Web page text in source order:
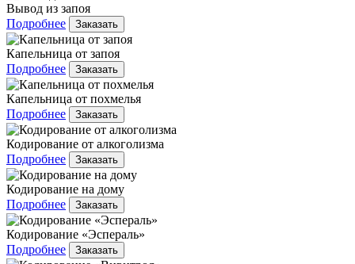
Вывод из запоя
Подробнее
Заказать
Капельница от запоя
Подробнее
Заказать
Капельница от похмелья
Подробнее
Заказать
Кодирование от алкоголизма
Подробнее
Заказать
Кодирование на дому
Подробнее
Заказать
Кодирование «Эспераль»
Подробнее
Заказать